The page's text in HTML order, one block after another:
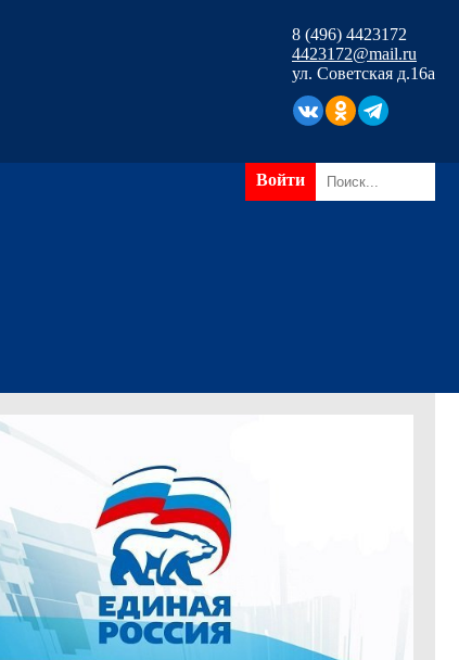
8 (496) 4423172
4423172@mail.ru
ул. Советская д.16а
Войти